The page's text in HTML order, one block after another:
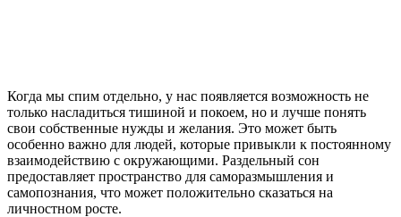
Когда мы спим отдельно, у нас появляется возможность не
только насладиться тишиной и покоем, но и лучше понять
свои собственные нужды и желания. Это может быть
особенно важно для людей, которые привыкли к постоянному
взаимодействию с окружающими. Раздельный сон
предоставляет пространство для саморазмышления и
самопознания, что может положительно сказаться на
личностном росте.